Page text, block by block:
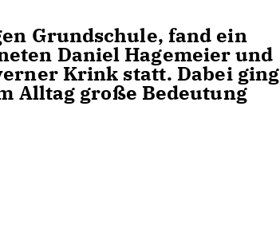
Grundschule, fand ein
Daniel Hagemeier und
Krink statt. Dabei ging
Alltag große Bedeutung